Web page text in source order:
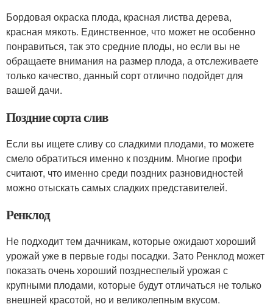
Бордовая окраска плода, красная листва дерева,
красная мякоть. Единственное, что может не особенно
понравиться, так это средние плоды, но если вы не
обращаете внимания на размер плода, а отслеживаете
только качество, данный сорт отлично подойдет для
вашей дачи.
Поздние сорта слив
Если вы ищете сливу со сладкими плодами, то можете
смело обратиться именно к поздним. Многие профи
считают, что именно среди поздних разновидностей
можно отыскать самых сладких представителей.
Ренклод
Не подходит тем дачникам, которые ожидают хороший
урожай уже в первые годы посадки. Зато Ренклод может
показать очень хороший позднеспелый урожая с
крупными плодами, которые будут отличаться не только
внешней красотой, но и великолепным вкусом.